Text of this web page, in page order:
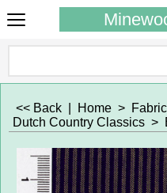
<< Back Home >
Dutch Country Classics >